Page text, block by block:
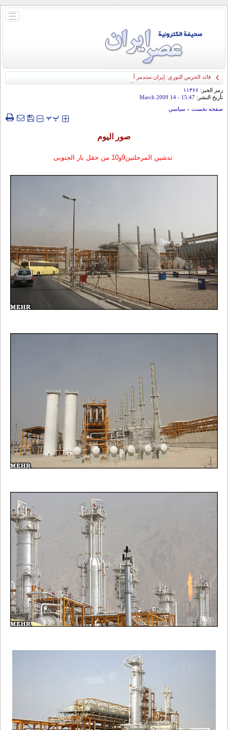
باز
قائد الحرس الثوري: إيران ستدمر أمريكا وإسرائيل والسعودية إذا تجاوزت خطوط طهران
الحمراء
رمز الخبر: ۱۱۳۶۶
تأريخ النشر: 15:47
- 14 March 2009
صفحه نخست » سياسي
‍‍‍ پپ
صور الیوم
تدشین المرحلتین9و10 من حقل بار الجنوبی